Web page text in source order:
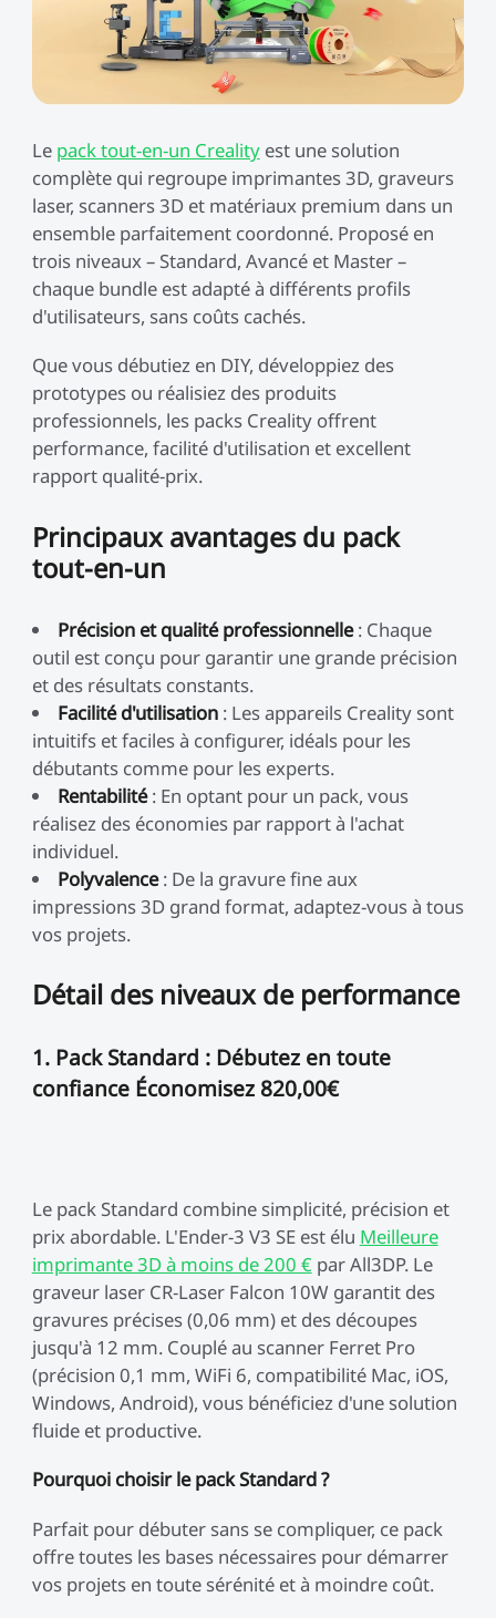
Voir tout
Voir toutOtter + Scan Bridge +
Plateau Tournant Offert
Raptor + Scan Bridge +
Plateau Tournant Offert
QUICKSURFACE
Lite/Pro
Carte de crédits
Fanforge Gold Coin
Voir tout
Voir tout
Voir tout
Voir tout
Voir toutCR-PETG Hyper PETG
Nouveau Nouveau
Voir tout
Nouveau
LCD 8K Résine UV de
Haute Précision - 6 kg
Nouveau
Résine Rapide LCD
Durcie aux UV - 6 kg
Voir tout
Voir tout
wavelength field lens
Voir tout
Plaque PEI 235 x
Plaque PEI 370 × 370
mm | K2 Plus
Voir tout
Ender-3 V3
Voir tout
Buse Unicorn K2 Plus Buse Unicorn K1
Voir tout
Usage général
Kit Stockage Filaments Graisse Thermique
Voir tout
Le pack tout-en-un Crealityest une solution
complète qui regroupe imprimantes 3D, graveurs
laser, scanners 3D et matériaux premium dans un
ensemble parfaitement coordonné. Proposé en
trois niveaux – Standard, Avancé et Master –
chaque bundle est adapté à différents profils
d'utilisateurs, sans coûts cachés.
Que vous débutiez en DIY, développiez des
prototypes ou réalisiez des produits
professionnels, les packs Creality offrent
performance, facilité d'utilisation et excellent
rapport qualité-prix.
Principaux avantages du pack
tout-en-un
Précision et qualité professionnelle: Chaque
outil est conçu pour garantir une grande précision
et des résultats constants.
Facilité d'utilisation : Les appareils Creality sont
intuitifs et faciles à configurer, idéals pour les
débutants comme pour les experts.
Rentabilité: En optant pour un pack, vous
réalisez des économies par rapport à l'achat
individuel.
Polyvalence: De la gravure fine aux
impressions 3D grand format, adaptez-vous à tous
vos projets.
Détail des niveaux de performance
1. Pack Standard : Débutez en toute
confiance Économisez 820,00€
Le pack Standard combine simplicité, précision et
prix abordable. L'Ender-3 V3 SE est élu Meilleure
imprimante 3D à moins de 200 €par All3DP. Le
graveur laser CR-Laser Falcon 10W garantit des
gravures précises (0,06 mm) et des découpes
jusqu'à 12 mm. Couplé au scanner Ferret Pro
(précision 0,1 mm, WiFi 6, compatibilité Mac, iOS,
Windows, Android), vous bénéficiez d'une solution
fluide et productive.
Pourquoi choisir le pack Standard ?
Parfait pour débuter sans se compliquer, ce pack
offre toutes les bases nécessaires pour démarrer
vos projets en toute sérénité et à moindre coût.